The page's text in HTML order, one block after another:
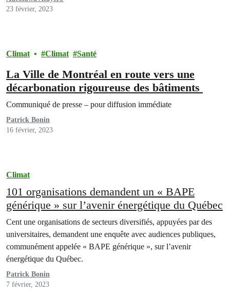
23 février, 2023
Climat Climat Santé
La Ville de Montréal en route vers une
décarbonation rigoureuse des bâtiments
Communiqué de presse – pour diffusion immédiate
Patrick Bonin
16 février, 2023
Climat
101 organisations demandent un « BAPE
générique » sur l’avenir énergétique du Québec
Cent une organisations de secteurs diversifiés, appuyées par des
universitaires, demandent une enquête avec audiences publiques,
communément appelée « BAPE générique », sur l’avenir
énergétique du Québec.
Patrick Bonin
7 février, 2023